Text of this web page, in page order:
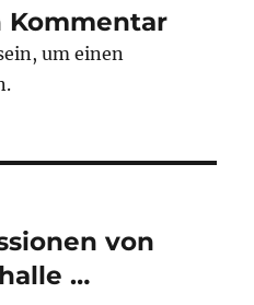
Kommentar
um einen
von
…